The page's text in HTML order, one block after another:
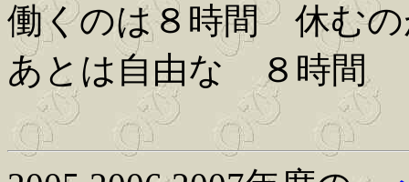
働くのは８時間 休むの
あとは自由な ８時間